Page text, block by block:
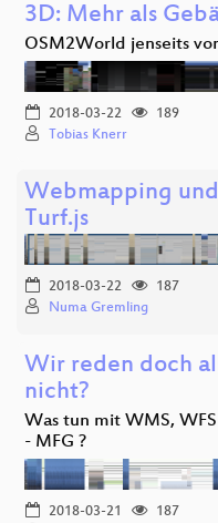
3D: Mehr als
OSM2World jenseits
2018-03-22
189
Tobias Knerr
Webmapping
Turf.js
2018-03-22
187
Numa Gremling
Wir reden doch
nicht?
Was tun mit WMS,
- MFG ?
2018-03-21
187